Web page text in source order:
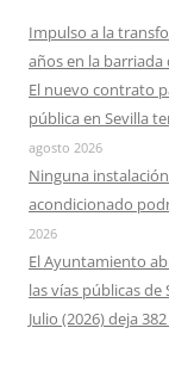
Impulso a la
años en la barriada
El nuevo contrato
pública en Sevilla
agosto 2026
Ninguna
acondicionado
2026
El Ayuntamiento
las vías públicas de
Julio (2026) deja